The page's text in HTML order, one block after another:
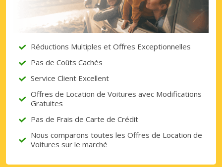
Réductions Multiples et Offres Exceptionnelles
Pas de Coûts Cachés
Service Client Excellent
Offres de Location de Voitures avec Modifications
Gratuites
Pas de Frais de Carte de Crédit
Nous comparons toutes les Offres de Location de
Voitures sur le marché